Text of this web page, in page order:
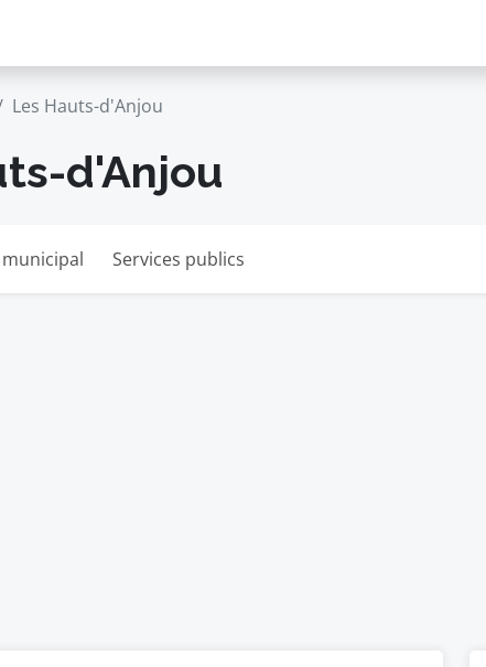
Les Hauts-d'Anjou
d'Anjou
Services publics